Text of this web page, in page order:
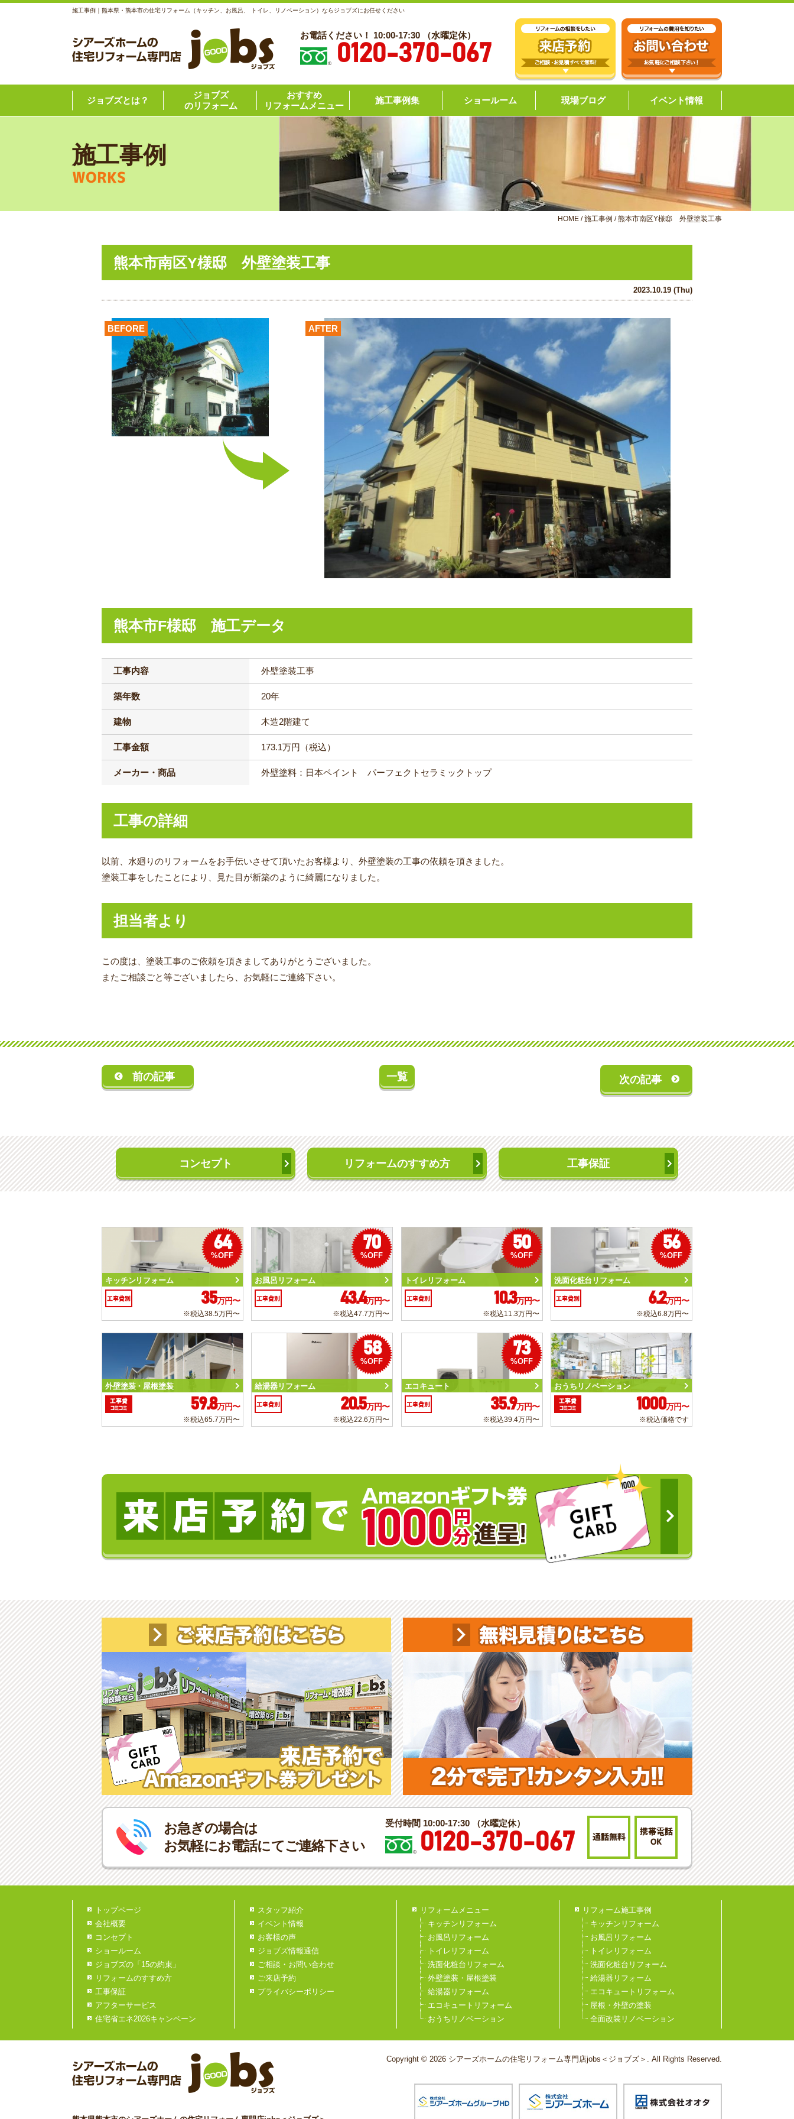
施工事例｜熊本県・熊本市の住宅リフォーム（キッチン、お風呂、 トイレ、リノベーション）ならジョブズにお任せください
お電話ください！ 10:00-17:30 （水曜定休）
0120-370-067
ジョブズとは？
ジョブズ
のリフォーム
おすすめ
リフォームメニュー
施工事例集 ショールーム 現場ブログ イベント情報
施工事例
WORKS
HOME /施工事例 /熊本市南区Y様邸 外壁塗装工事
熊本市南区Y様邸 外壁塗装工事
2023.10.19 (Thu)
AFTER
BEFORE
熊本市F様邸 施工データ
工事内容 外壁塗装工事
築年数 20年
建物 木造2階建て
工事金額 173.1万円（税込）
メーカー・商品 外壁塗料：日本ペイント パーフェクトセラミックトップ
工事の詳細
以前、水廻りのリフォームをお手伝いさせて頂いたお客様より、外壁塗装の工事の依頼を頂きました。
塗装工事をしたことにより、見た目が新築のように綺麗になりました。
担当者より
この度は、塗装工事のご依頼を頂きましてありがとうございました。
またご相談ごと等ございましたら、お気軽にご連絡下さい。
前の記事 一覧 次の記事
コンセプト リフォームのすすめ方 工事保証
64
%OFF
キッチンリフォーム
工事費別 35万円〜
※税込38.5万円〜
70
%OFF
お風呂リフォーム
工事費別 43.4万円〜
※税込47.7万円〜
50
%OFF
トイレリフォーム
工事費別 10.3万円〜
※税込11.3万円〜
56
%OFF
洗面化粧台リフォーム
工事費別 6.2万円〜
※税込6.8万円〜
外壁塗装・屋根塗装
工事費
コミコミ
59.8万円〜
※税込65.7万円〜
58
%OFF
給湯器リフォーム
工事費別 20.5万円〜
※税込22.6万円〜
73
%OFF
エコキュート
工事費別 35.9万円〜
※税込39.4万円〜
おうちリノベーション
工事費
コミコミ
1000万円〜
※税込価格です
お急ぎの場合は
お気軽にお電話にてご連絡下さい
受付時間 10:00-17:30 （水曜定休）
0120-370-067 通話無料
携帯電話
OK
トップページ
会社概要
コンセプト
ショールーム
ジョブズの「15の約束」
リフォームのすすめ方
工事保証
アフターサービス
住宅省エネ2026キャンペーン
スタッフ紹介
イベント情報
お客様の声
ジョブズ情報通信
ご相談・お問い合わせ
ご来店予約
プライバシーポリシー
リフォームメニュー
キッチンリフォーム
お風呂リフォーム
トイレリフォーム
洗面化粧台リフォーム
外壁塗装・屋根塗装
給湯器リフォーム
エコキュートリフォーム
おうちリノベーション
リフォーム施工事例
キッチンリフォーム
お風呂リフォーム
トイレリフォーム
洗面化粧台リフォーム
給湯器リフォーム
エコキュートリフォーム
屋根・外壁の塗装
全面改装リノベーション
Copyright © 2026 シアーズホームの住宅リフォーム専門店jobs＜ジョブズ＞. All Rights Reserved.